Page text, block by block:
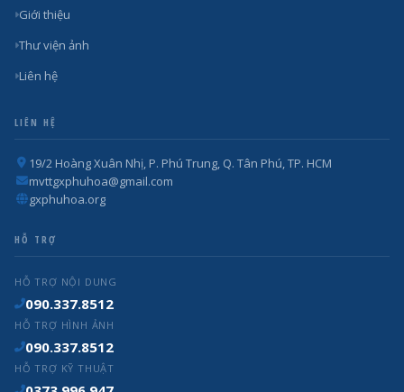
Giới thiệu
Thư viện ảnh
Liên hệ
LIÊN HỆ
19/2 Hoàng Xuân Nhị, P. Phú Trung, Q. Tân Phú, TP. HCM
mvttgxphuhoa@gmail.com
gxphuhoa.org
HỖ TRỢ
HỖ TRỢ NỘI DUNG
090.337.8512
HỖ TRỢ HÌNH ẢNH
090.337.8512
HỖ TRỢ KỸ THUẬT